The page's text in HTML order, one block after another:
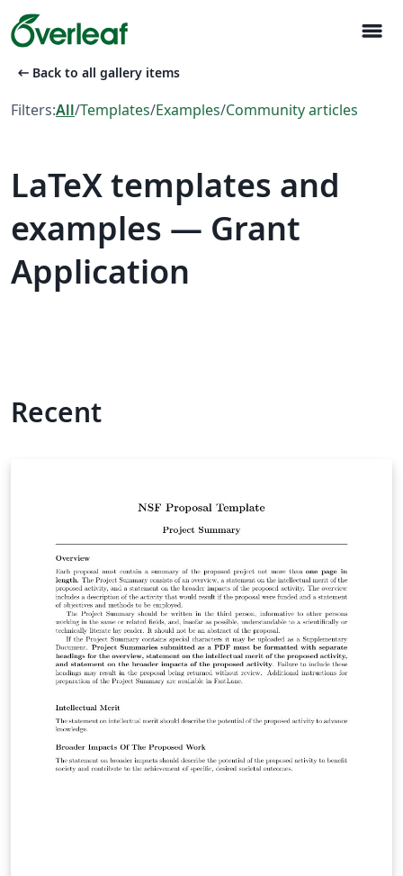
menu
arrow_left_alt Back to all gallery items
Filters:All/Templates/Examples/Community articles
LaTeX templates and
examples — Grant
Application
Recent